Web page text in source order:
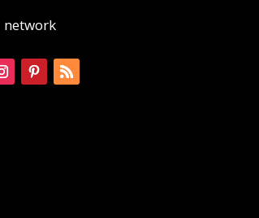
network